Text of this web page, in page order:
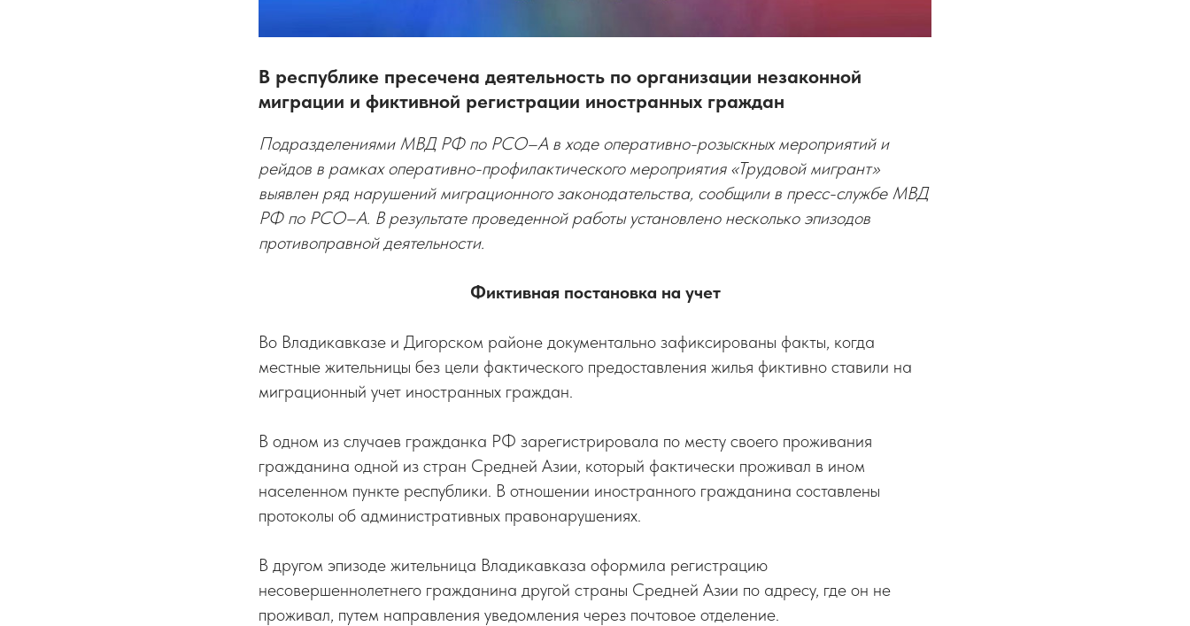
В республике пресечена деятельность по организации незаконной
миграции и фиктивной регистрации иностранных граждан
Подразделениями МВД РФ по РСО–А в ходе оперативно-розыскных мероприятий и
рейдов в рамках оперативно-профилактического мероприятия «Трудовой мигрант»
выявлен ряд нарушений миграционного законодательства, сообщили в пресс-службе МВД
РФ по РСО–А. В результате проведенной работы установлено несколько эпизодов
противоправной деятельности.
Фиктивная постановка на учет
Во Владикавказе и Дигорском районе документально зафиксированы факты, когда
местные жительницы без цели фактического предоставления жилья фиктивно ставили на
миграционный учет иностранных граждан.
В одном из случаев гражданка РФ зарегистрировала по месту своего проживания
гражданина одной из стран Средней Азии, который фактически проживал в ином
населенном пункте республики. В отношении иностранного гражданина составлены
протоколы об административных правонарушениях.
В другом эпизоде жительница Владикавказа оформила регистрацию
несовершеннолетнего гражданина другой страны Средней Азии по адресу, где он не
проживал, путем направления уведомления через почтовое отделение.